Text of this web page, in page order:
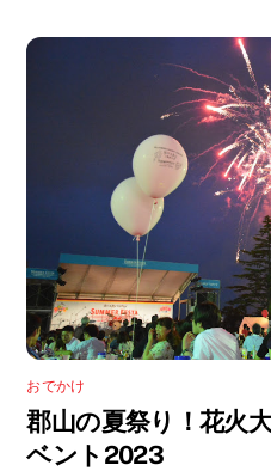
おでかけ
郡山の夏祭り！花火
ベント2023